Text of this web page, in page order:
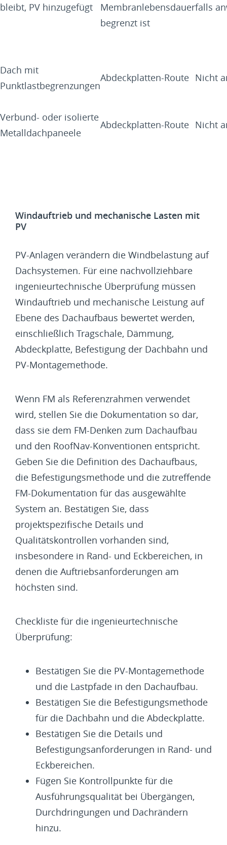
bleibt, PV hinzugefügt
Membranlebensdauer
begrenzt ist
falls
Dach mit
Punktlastbegrenzungen
Abdeckplatten-Route Nicht
Verbund- oder isolierte
Metalldachpaneele
Abdeckplatten-Route Nicht
Windauftrieb und mechanische Lasten mit
PV
PV-Anlagen verändern die Windbelastung auf
Dachsystemen. Für eine nachvollziehbare
ingenieurtechnische Überprüfung müssen
Windauftrieb und mechanische Leistung auf
Ebene des Dachaufbaus bewertet werden,
einschließlich Tragschale, Dämmung,
Abdeckplatte, Befestigung der Dachbahn und
PV-Montagemethode.
Wenn FM als Referenzrahmen verwendet
wird, stellen Sie die Dokumentation so dar,
dass sie dem FM-Denken zum Dachaufbau
und den RoofNav-Konventionen entspricht.
Geben Sie die Definition des Dachaufbaus,
die Befestigungsmethode und die zutreffende
FM-Dokumentation für das ausgewählte
System an. Bestätigen Sie, dass
projektspezifische Details und
Qualitätskontrollen vorhanden sind,
insbesondere in Rand- und Eckbereichen, in
denen die Auftriebsanforderungen am
höchsten sind.
Checkliste für die ingenieurtechnische
Überprüfung:
Bestätigen Sie die PV-Montagemethode
und die Lastpfade in den Dachaufbau.
Bestätigen Sie die Befestigungsmethode
für die Dachbahn und die Abdeckplatte.
Bestätigen Sie die Details und
Befestigungsanforderungen in Rand- und
Eckbereichen.
Fügen Sie Kontrollpunkte für die
Ausführungsqualität bei Übergängen,
Durchdringungen und Dachrändern
hinzu.